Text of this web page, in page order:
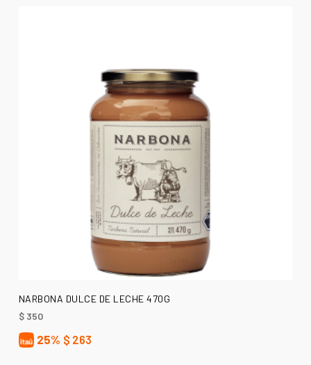
AÑADIR AL CARRITO
NARBONA DULCE DE LECHE 470G
$350
25% $ 263